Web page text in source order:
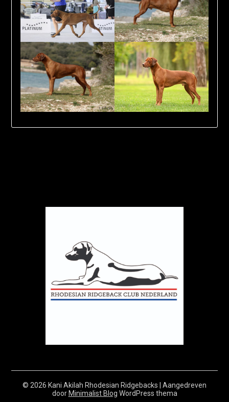
© 2026 Kani Akilah Rhodesian Ridgebacks
| Aangedreven
door Minimalist Blog WordPress thema